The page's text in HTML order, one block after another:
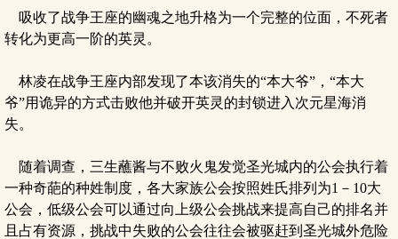
吸收了战争王座的幽魂之地升格为一个完整的位面，不死者
转化为更高一阶的英灵。
林凌在战争王座内部发现了本该消失的“本大爷”，“本大
爷”用诡异的方式击败他并破开英灵的封锁进入次元星海消
失。
随着调查，三生蘸酱与不败火鬼发觉圣光城内的公会执行着
一种奇葩的种姓制度，各大家族公会按照姓氏排列为1－10大
公会，低级公会可以通过向上级公会挑战来提高自己的排名并
且占有资源，挑战中失败的公会往往会被驱赶到圣光城外危险